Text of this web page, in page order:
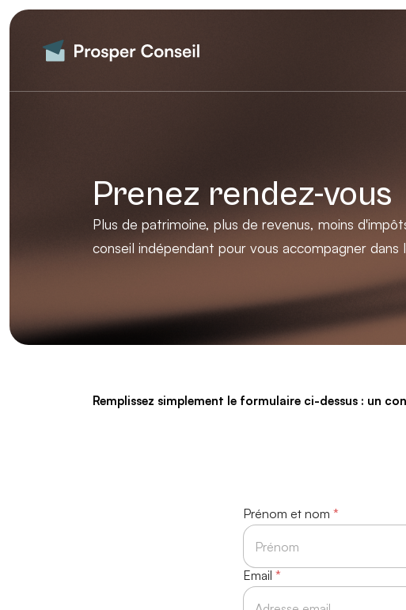
Prenez rendez-vous
Plus de patrimoine, plus de revenus, moins
conseil indépendant pour vous accompagner
Remplissez simplement le formulaire ci-dessus : un
Prénom et nom *
Prénom
Email *
A
c
o
r
d